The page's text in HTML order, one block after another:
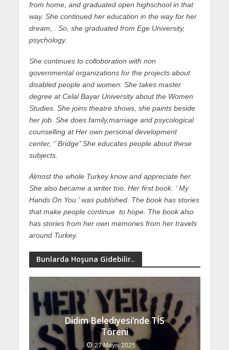
from home, and graduated open highschool in that
way. She continued her education in the way for her
dream, . So, she graduated from Ege University,
psychology.
She continues to colloboration with non
governmental organizations for the projects about
disabled people and women. She takes master
degree at Celal Bayar University about the Women
Studies. She joins theatre shows, she paints beside
her job. She does family,marriage and psycological
counselling at Her own personal development
center, ‘’ Bridge’’ She educates people about these
subjects.
Almost the whole Turkey know and appreciate her.
She also became a writer too. Her first book. ‘ My
Hands On You ’ was published. The book has stories
that make people continue to hope. The book also
has stories from her own memories from her travels
around Turkey.
Bunlarda Hoşuna Gidebilir..
Didim Belediyesi’nde TİS
Töreni
27 Mayıs 2025